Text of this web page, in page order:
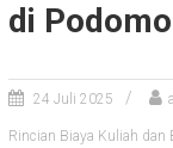
di
24 Juli 2025
Rincian Biaya Kuliah dan